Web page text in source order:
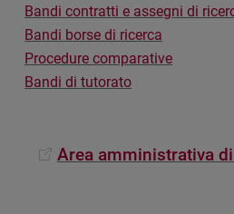
Bandi contratti e assegni di
Bandi borse di ricerca
Procedure comparative
Bandi di tutorato
Area amministrativa